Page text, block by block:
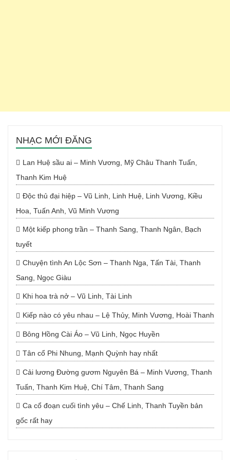
NHẠC MỚI ĐĂNG
Lan Huệ sầu ai – Minh Vương, Mỹ Châu Thanh Tuấn,
Thanh Kim Huệ
Độc thủ đại hiệp – Vũ Linh, Linh Huệ, Linh Vương, Kiều
Hoa, Tuấn Anh, Vũ Minh Vương
Một kiếp phong trần – Thanh Sang, Thanh Ngân, Bạch
tuyết
Chuyện tình An Lộc Sơn – Thanh Nga, Tấn Tài, Thanh
Sang, Ngọc Giàu
Khi hoa trà nở – Vũ Linh, Tài Linh
Kiếp nào có yêu nhau – Lệ Thủy, Minh Vương, Hoài Thanh
Bông Hồng Cài Áo – Vũ Linh, Ngọc Huyền
Tân cổ Phi Nhung, Mạnh Quỳnh hay nhất
Cải lương Đường gươm Nguyên Bá – Minh Vương, Thanh
Tuấn, Thanh Kim Huệ, Chí Tâm, Thanh Sang
Ca cổ đoạn cuối tình yêu – Chế Linh, Thanh Tuyền bản
gốc rất hay